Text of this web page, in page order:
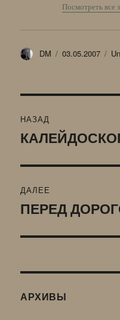
Посмотреть все
Автор
DM Опубликовано
03.05.2007
по
НАЗАД
Предыдущая
ДАЛЕЕ
Следующая
ПЕРЕД
АРХИВЫ